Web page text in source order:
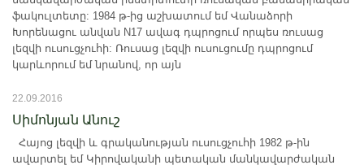
ֆակուլտետը: 1984 թ-ից աշխատում եմ Վանաձորի
Խորենացու անվան N17 ավագ դպրոցում որպես ռուսաց
լեզվի ուսուցչուհի: Ռուսաց լեզվի ուսուցումը դպրոցում
կարևորում եմ նրանով, որ այն
22.09.2016
Սիմոնյան Անուշ
Հայոց լեզվի և գրականության ուսուցչուհի 1982 թ-ին
ավարտել եմ Կիրովականի պետական մանկավարժական